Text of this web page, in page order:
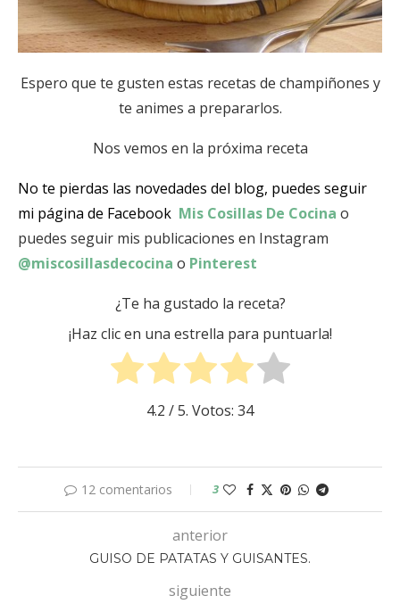
Espero que te gusten estas recetas de champiñones y
te animes a prepararlos.
Nos vemos en la próxima receta
No te pierdas las novedades del blog, puedes seguir
mi página de Facebook Mis Cosillas De Cocina o
puedes seguir mis publicaciones en Instagram
@miscosillasdecocina o Pinterest
¿Te ha gustado la receta?
¡Haz clic en una estrella para puntuarla!
4.2 / 5. Votos: 34
12 comentarios 3
anterior
GUISO DE PATATAS Y GUISANTES.
siguiente